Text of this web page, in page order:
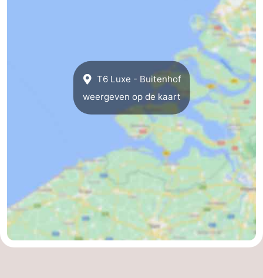
T6 Luxe - Buitenhof
weergeven op de kaart